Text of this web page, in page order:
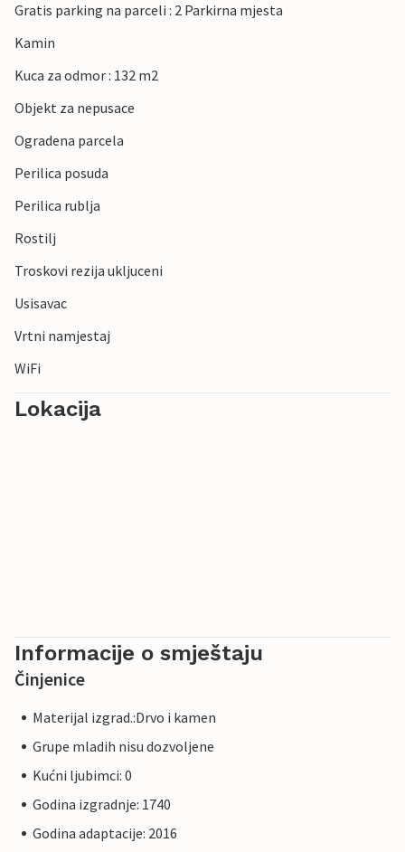
Gratis parking na parceli : 2 Parkirna mjesta
Kamin
Kuca za odmor : 132 m2
Objekt za nepusace
Ogradena parcela
Perilica posuda
Perilica rublja
Rostilj
Troskovi rezija ukljuceni
Usisavac
Vrtni namjestaj
WiFi
Lokacija
Informacije o smještaju
Činjenice
Materijal izgrad.:Drvo i kamen
Grupe mladih nisu dozvoljene
Kućni ljubimci: 0
Godina izgradnje: 1740
Godina adaptacije: 2016